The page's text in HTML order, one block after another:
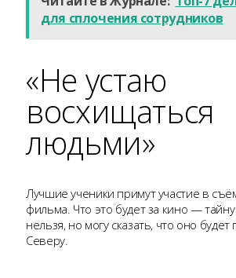
для сплочения сотрудников
«Не устаю
восхищаться
людьми»
Лучшие ученики примут участие в
фильма. Что это будет за кино —
нельзя, но могу сказать, что оно
Северу.